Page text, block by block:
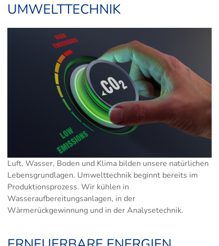
UMWELTTECHNIK
Luft, Wasser, Boden und Klima bilden unsere natürlichen
Lebensgrundlagen. Umwelttechnik beginnt bereits im
Produktionsprozess. Wir kühlen in
Wasseraufbereitungsanlagen, in der
Wärmerückgewinnung und in der Analysetechnik.